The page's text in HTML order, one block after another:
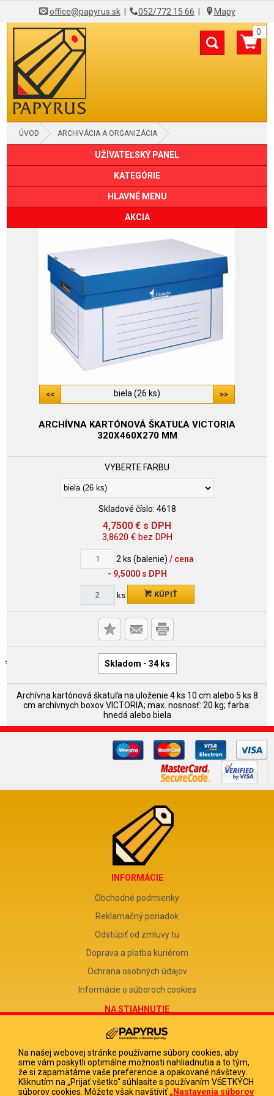
office@papyrus.sk| 052/772 15 66 Mapy
0
ÚVOD ARCHIVÁCIA A ORGANIZÁCIA
ŠKATULE NA ARCHIVÁCIU A BOXYUŽÍVATEĽSKÝ PANEL
KATEGÓRIE
HLAVNÉ MENU
AKCIA
biela (26 ks)
ARCHÍVNA KARTÓNOVÁ ŠKATUĽA VICTORIA
320X460X270 MM
VYBERTE FARBU
Skladové číslo: 4618
4,7500 € s DPH
3,8620 €bez DPH
2 ks (balenie) / cena
- 9,5000 s DPH
ks KÚPIŤ
Skladom - 34 ks
Archívna kartónová škatuľa na uloženie 4 ks 10 cm alebo 5 ks 8
cm archívnych boxov VICTORIA; max. nosnosť: 20 kg; farba:
hnedá alebo biela
INFORMÁCIE
Obchodné podmienky
Reklamačný poriadok
Odstúpiť od zmluvy tu
Doprava a platba kuriérom
Ochrana osobných údajov
Informácie o súboroch cookies
NA STIAHNUTIE
Reklamačný formulár
Odstúpenie od zmluvy
Poučenie o odstúpení od zmluvy
FIRMA
Na našej webovej stránke používame súbory cookies, aby
sme vám poskytli optimálne možnosti nahliadnutia a to tým,
že si zapamätáme vaše preferencie a opakované návštevy.
Kliknutím na „Prijať všetko“ súhlasíte s používaním VŠETKÝCH
súborov cookies. Môžete však navštíviť „Nastavenia súborov